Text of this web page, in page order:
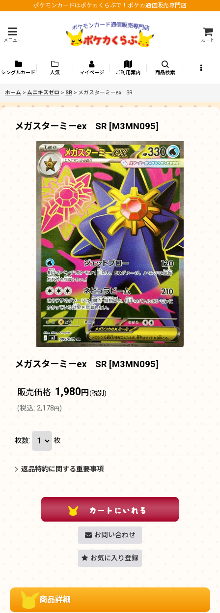
ポケモンカードはポケカくらぶで！ポケカ通信販売専門店
メニュー カート
シングルカード 人気 マイページ ご利用案内 商品検索
ホーム > ムニキスゼロ > SR > メガスターミーex SR
メガスターミーex SR [M3MN095]
メガスターミーex SR [M3MN095]
販売価格: 1,980 円 (税別)
(税込: 2,178円)
枚数: 枚
返品特約に関する重要事項
お問い合わせ
お気に入り登録
商品詳細